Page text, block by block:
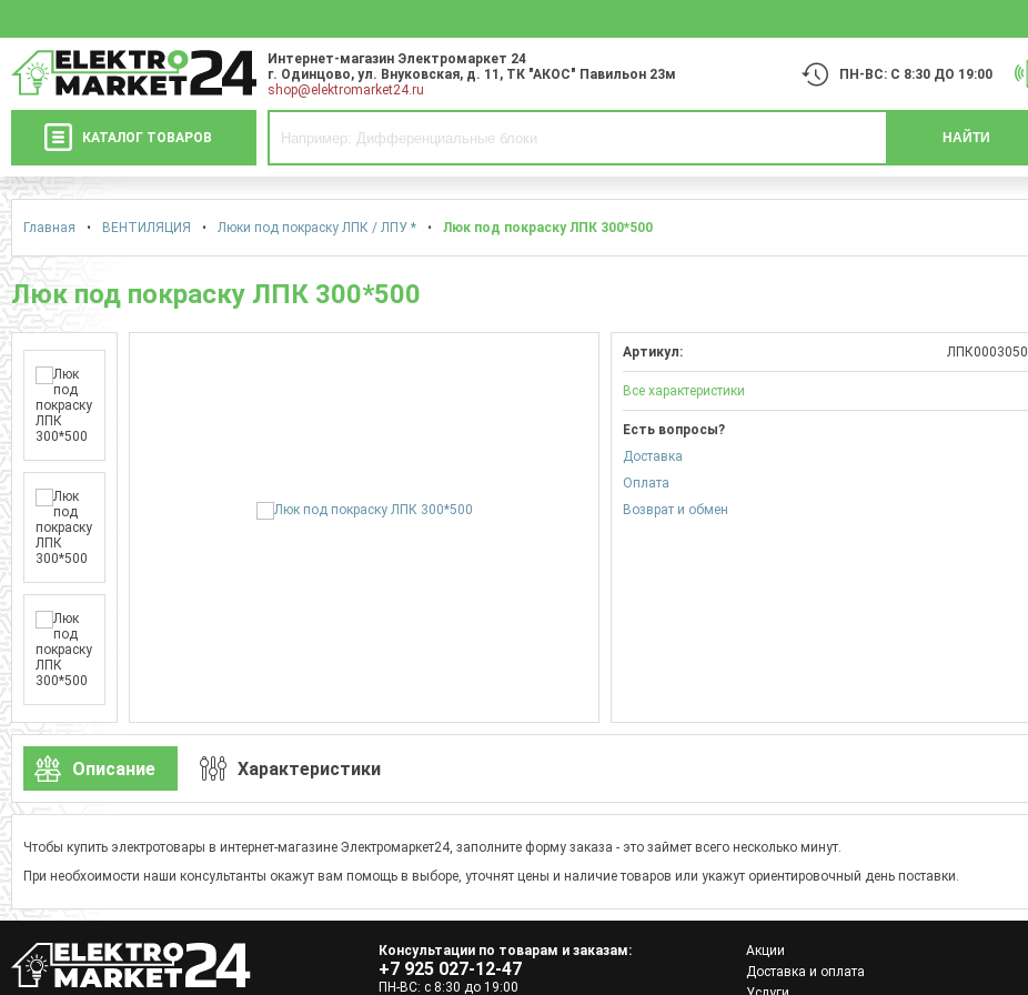
Интернет-магазин Электромаркет 24
г. Одинцово, ул. Внуковская, д. 11 , ТК "АКОС" Павильон 23м
shop@elektromarket24.ru
ПН-ВС: С 8:30 ДО 19:00
КАТАЛОГ ТОВАРОВ НАЙТИ
Главная • ВЕНТИЛЯЦИЯ • Люки под покраску ЛПК / ЛПУ * • Люк под покраску ЛПК 300*500
Люк под покраску ЛПК 300*500
Артикул: ЛПК0003050
Все характеристики
Есть вопросы?
Доставка
Оплата
Возврат и обмен
Описание Характеристики
Чтобы купить электротовары в интернет-магазине Электромаркет24, заполните форму заказа - это займет всего несколько минут.
При необхоимости наши консультанты окажут вам помощь в выборе, уточнят цены и наличие товаров или укажут ориентировочный день поставки.
Консультации по товарам и заказам:
+7 925 027-12-47
ПН-ВС: с 8:30 до 19:00
Акции
Доставка и оплата